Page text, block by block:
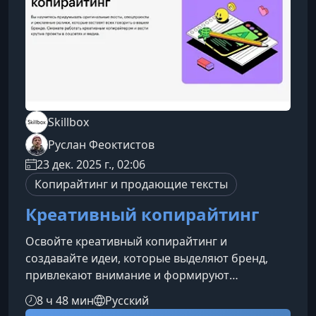
Она будет полезна тем, кт
Skillbox
Руслан Феоктистов
23 дек. 2025 г., 02:06
Копирайтинг и продающие тексты
Креативный копирайтинг
Освойте креативный копирайтинг и
создавайте идеи, которые выделяют бренд,
привлекают внимание и формируют
интересную дискуссию в соцсетях и медиа. На
курсе вы научитесь придумывать яркие
8 ч 48 мин Русский